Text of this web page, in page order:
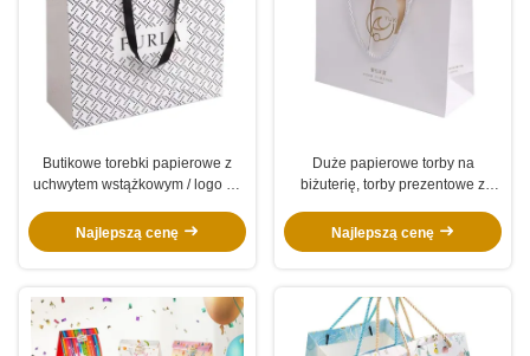
Butikowe torebki papierowe z
uchwytem wstążkowym / logo na
Najlepszą cenę
Duże papierowe torby na
biżuterię, torby prezentowe z
do sklepu odzieżowego
Najlepszą cenę